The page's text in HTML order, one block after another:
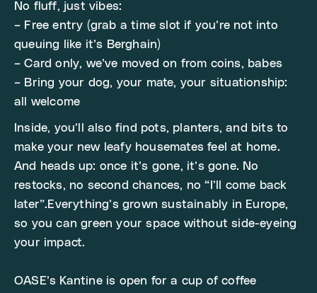
No fluff, just vibes:
– Free entry (grab a time slot if you’re not into
queuing like it’s Berghain)
– Card only, we’ve moved on from coins, babes
– Bring your dog, your mate, your situationship:
all welcome
Inside, you’ll also find pots, planters, and bits to
make your new leafy housemates feel at home.
And heads up: once it’s gone, it’s gone. No
restocks, no second chances, no “I’ll come back
later”.Everything’s grown sustainably in Europe,
so you can green your space without side-eyeing
your impact.
OASE’s Kantine is open for a cup of coffee